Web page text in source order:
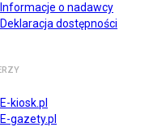
Informacje o nadawcy
Deklaracja dostępności
E-kiosk.pl
E-gazety.pl